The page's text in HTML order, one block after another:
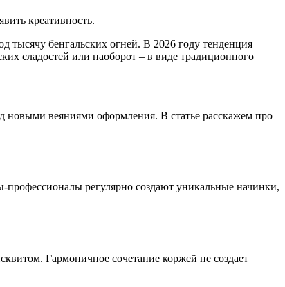
креативность.
тысячу бенгальских огней. В 2026 году тенденция
сладостей или наоборот – в виде традиционного
новыми веяниями оформления. В статье расскажем про
регулярно создают уникальные начинки,
Гармоничное сочетание коржей не создает